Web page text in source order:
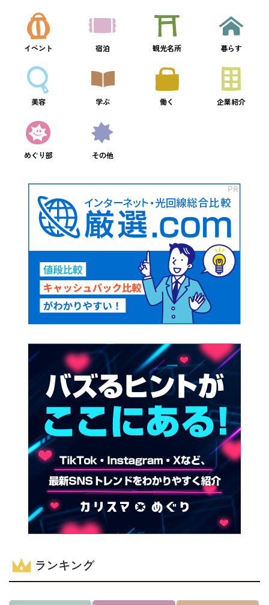
イベント 宿泊 観光名所 暮らす
美容 学ぶ 働く 企業紹介
めぐり部 その他
ランキング